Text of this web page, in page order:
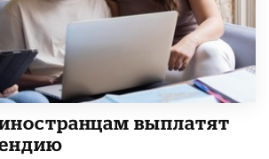
выплатят